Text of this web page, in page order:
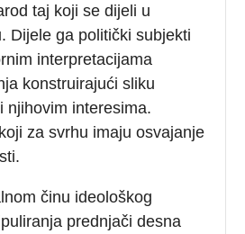
taj koji se dijeli u
Dijele ga politički subjekti
interpretacijama
konstruirajući sliku
njihovim interesima.
za svrhu imaju osvajanje
činu ideološkog
prednjači desna